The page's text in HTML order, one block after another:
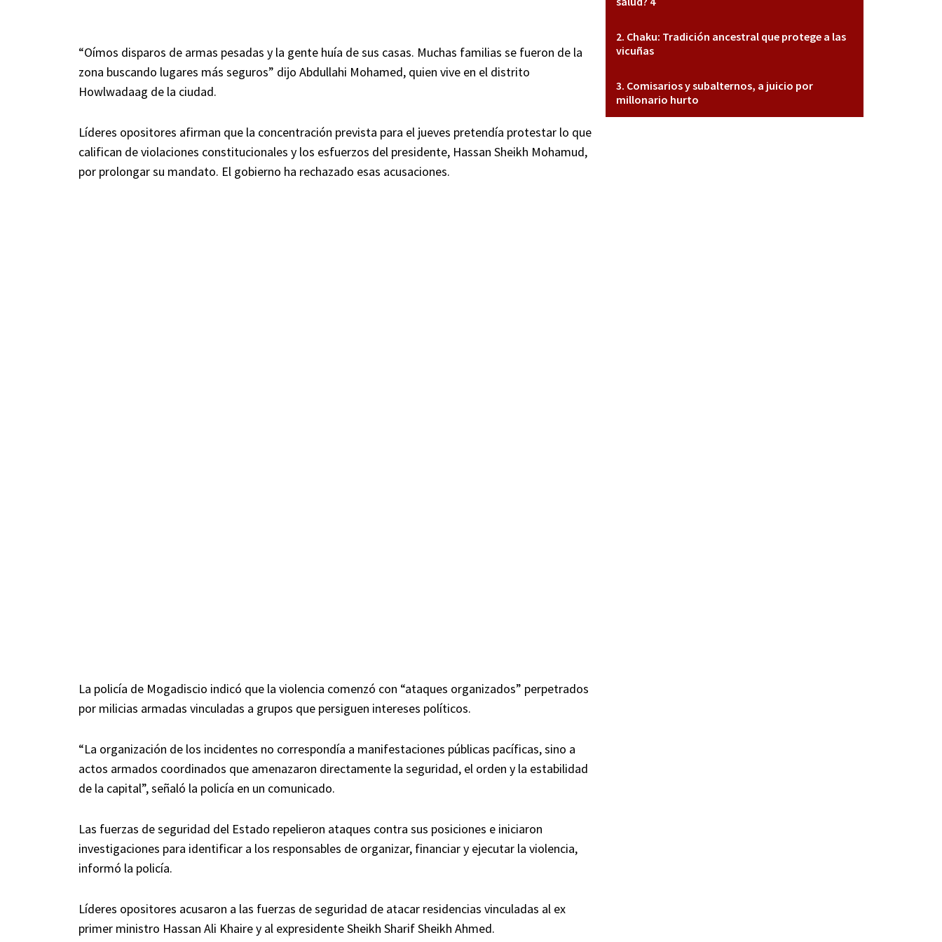
“Oímos disparos de armas pesadas y la gente huía de sus casas. Muchas familias se fueron de la
zona buscando lugares más seguros” dijo Abdullahi Mohamed, quien vive en el distrito
Howlwadaag de la ciudad.
Líderes opositores afirman que la concentración prevista para el jueves pretendía protestar lo que
califican de violaciones constitucionales y los esfuerzos del presidente, Hassan Sheikh Mohamud,
por prolongar su mandato. El gobierno ha rechazado esas acusaciones.
La policía de Mogadiscio indicó que la violencia comenzó con “ataques organizados” perpetrados
por milicias armadas vinculadas a grupos que persiguen intereses políticos.
“La organización de los incidentes no correspondía a manifestaciones públicas pacíficas, sino a
actos armados coordinados que amenazaron directamente la seguridad, el orden y la estabilidad
de la capital”, señaló la policía en un comunicado.
Las fuerzas de seguridad del Estado repelieron ataques contra sus posiciones e iniciaron
investigaciones para identificar a los responsables de organizar, financiar y ejecutar la violencia,
informó la policía.
Líderes opositores acusaron a las fuerzas de seguridad de atacar residencias vinculadas al ex
primer ministro Hassan Ali Khaire y al expresidente Sheikh Sharif Sheikh Ahmed.
Chaku: Tradición ancestral que protege a las
vicuñas
Comisarios y subalternos, a juicio por
millonario hurto